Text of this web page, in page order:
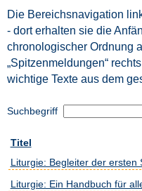
Die Bereichsnavigation
- dort erhalten sie die
chronologischer Ordnung
„Spitzenmeldungen“
wichtige Texte aus dem
Suchbegriff
Titel
Liturgie: Begleiter der ersten
Liturgie: Ein Handbuch für